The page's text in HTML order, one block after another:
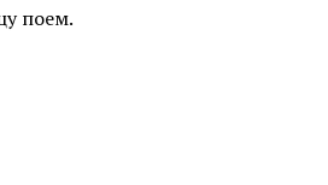
поем.